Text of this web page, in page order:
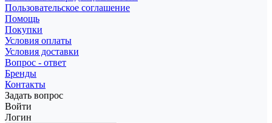
Пользовательское соглашение
Помощь
Покупки
Условия оплаты
Условия доставки
Вопрос - ответ
Бренды
Контакты
Задать вопрос
Войти
Логин